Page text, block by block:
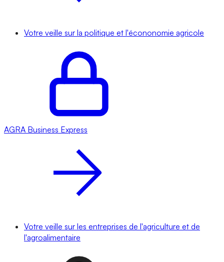
Votre veille sur la politique et l'écononomie agricole
AGRA Business Express
Votre veille sur les entreprises de l'agriculture et de
l'agroalimentaire